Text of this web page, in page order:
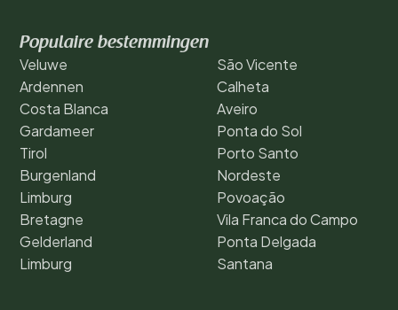
Populaire bestemmingen
Veluwe
Ardennen
Costa Blanca
Gardameer
Tirol
Burgenland
Limburg
Bretagne
Gelderland
Limburg
São Vicente
Calheta
Aveiro
Ponta do Sol
Porto Santo
Nordeste
Povoação
Vila Franca do Campo
Ponta Delgada
Santana